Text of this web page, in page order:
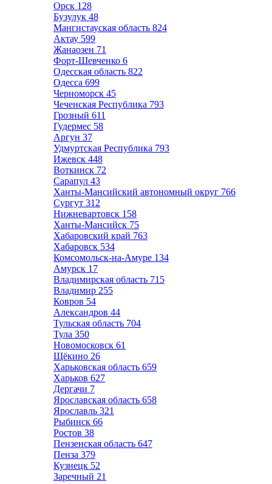
Орск 128
Бузулук 48
Мангистауская область 824
Актау 599
Жанаозен 71
Форт-Шевченко 6
Одесская область 822
Одесса 699
Черноморск 45
Чеченская Республика 793
Грозный 611
Гудермес 58
Аргун 37
Удмуртская Республика 793
Ижевск 448
Воткинск 72
Сарапул 43
Ханты-Мансийский автономный округ 766
Сургут 312
Нижневартовск 158
Ханты-Мансийск 75
Хабаровский край 763
Хабаровск 534
Комсомольск-на-Амуре 134
Амурск 17
Владимирская область 715
Владимир 255
Ковров 54
Александров 44
Тульская область 704
Тула 350
Новомосковск 61
Щёкино 26
Харьковская область 659
Харьков 627
Дергачи 7
Ярославская область 658
Ярославль 321
Рыбинск 66
Ростов 38
Пензенская область 647
Пенза 379
Кузнецк 52
Заречный 21